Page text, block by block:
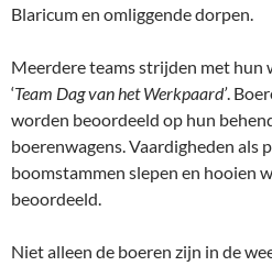
Blaricum en omliggende dorpen.
Meerdere teams strijden met hun
‘Team Dag van het Werkpaard’.
worden beoordeeld op hun
boerenwagens. Vaardigheden als
boomstammen slepen en hooien
beoordeeld.
Niet alleen de boeren zijn in de